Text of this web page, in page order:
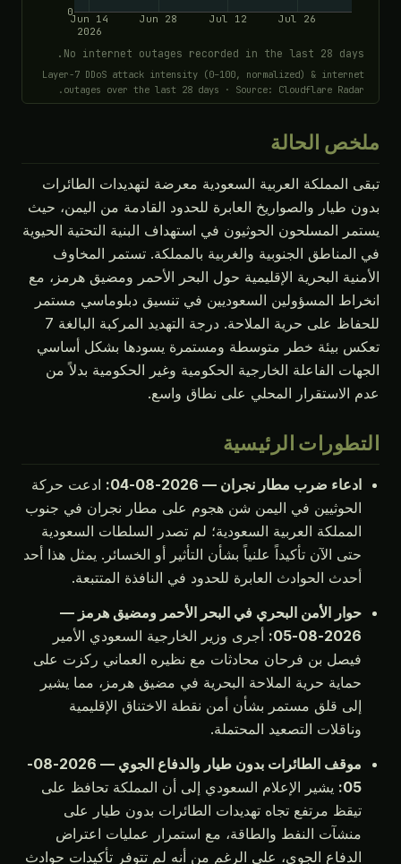
Jun 14
2026
Jun 28 Jul 12 Jul 26
0
No internet outages recorded in the last 28 days.
Layer-7 DDoS attack intensity (0–100, normalized) & internet
outages over the last 28 days · Source: Cloudflare Radar.
ملخص الحالة
تبقى المملكة العربية السعودية معرضة لتهديدات الطائرات
بدون طيار والصواريخ العابرة للحدود القادمة من اليمن، حيث
يستمر المسلحون الحوثيون في استهداف البنية التحتية الحيوية
في المناطق الجنوبية والغربية بالمملكة. تستمر المخاوف
الأمنية البحرية الإقليمية حول البحر الأحمر ومضيق هرمز، مع
انخراط المسؤولين السعوديين في تنسيق دبلوماسي مستمر
للحفاظ على حرية الملاحة. درجة التهديد المركبة البالغة 7
تعكس بيئة خطر متوسطة ومستمرة يسودها بشكل أساسي
الجهات الفاعلة الخارجية الحكومية وغير الحكومية بدلاً من
عدم الاستقرار المحلي على نطاق واسع.
التطورات الرئيسية
ادعاء ضرب مطار نجران — 2026-08-04:
ادعت حركة
الحوثيين في اليمن شن هجوم على مطار نجران في جنوب
المملكة العربية السعودية؛ لم تصدر السلطات السعودية
حتى الآن تأكيداً علنياً بشأن التأثير أو الخسائر. يمثل هذا أحد
أحدث الحوادث العابرة للحدود في النافذة المتتبعة.
حوار الأمن البحري في البحر الأحمر ومضيق هرمز —
2026-08-05:
أجرى وزير الخارجية السعودي الأمير
فيصل بن فرحان محادثات مع نظيره العماني ركزت على
حماية حرية الملاحة البحرية في مضيق هرمز، مما يشير
إلى قلق مستمر بشأن أمن نقطة الاختناق الإقليمية
وناقلات التصعيد المحتملة.
موقف الطائرات بدون طيار والدفاع الجوي — 2026-08-
05: يشير الإعلام السعودي إلى أن المملكة تحافظ على
تيقظ مرتفع تجاه تهديدات الطائرات بدون طيار على
منشآت النفط والطاقة، مع استمرار عمليات اعتراض
الدفاع الجوي، على الرغم من أنه لم تتوفر تأكيدات حوادث